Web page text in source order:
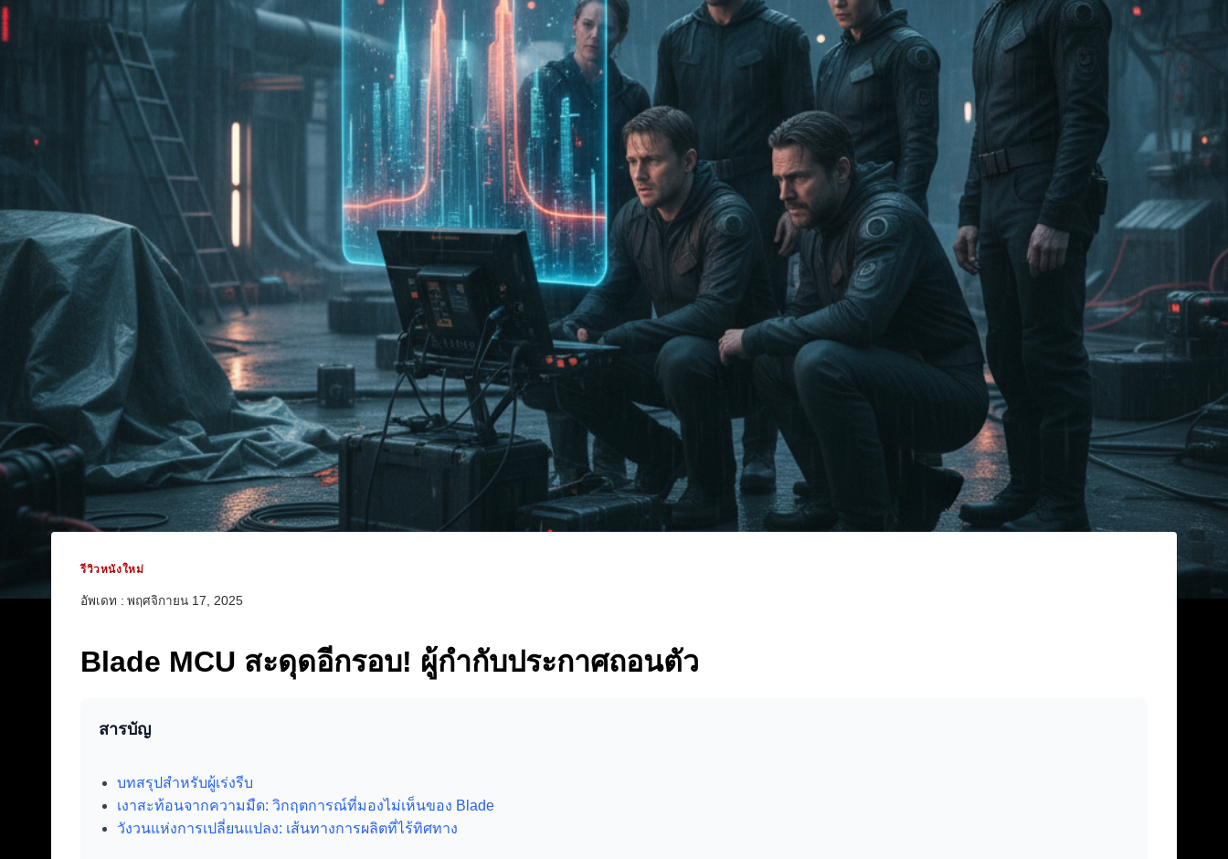
รีวิวหนังใหม่
อัพเดท : พฤศจิกายน 17, 2025
Blade MCU สะดุดอีกรอบ! ผู้กำกับประกาศถอนตัว
สารบัญ
บทสรุปสำหรับผู้เร่งรีบ
เงาสะท้อนจากความมืด: วิกฤตการณ์ที่มองไม่เห็นของ Blade
วังวนแห่งการเปลี่ยนแปลง: เส้นทางการผลิตที่ไร้ทิศทาง